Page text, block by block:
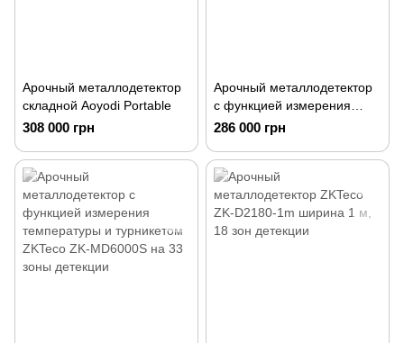
Арочный металлодетектор
складной Aoyodi Portable
308 000 грн
Арочный металлодетектор
с функцией измерения
температуры ZKTeco ZK-
детекции
286 000 грн